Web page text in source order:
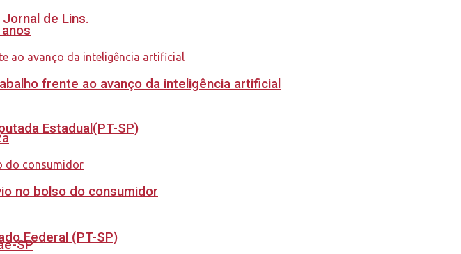
de Lins.
Estadual(PT-SP)
Federal (PT-SP)
frente ao avanço da inteligência artificial
no bolso do consumidor
SP